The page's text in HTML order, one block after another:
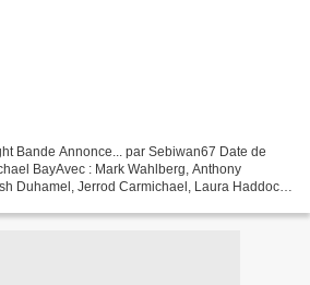
Bande Annonce... par Sebiwan67 Date de
BayAvec : Mark Wahlberg, Anthony
Duhamel, Jerrod Carmichael, Laura Haddock,